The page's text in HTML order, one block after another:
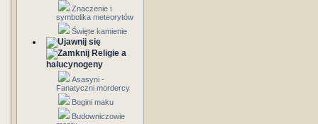
Znaczenie i
symbolika meteorytów
Święte kamienie
Religie a
halucynogeny
Asasyni -
Fanatyczni mordercy
Bogini maku
Budowniczowie